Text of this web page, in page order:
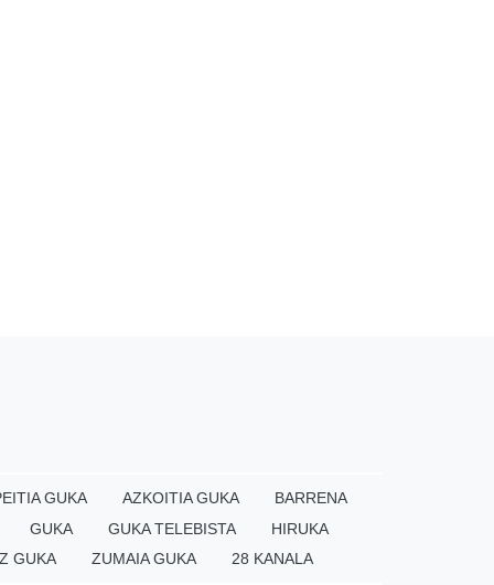
GUKA AZKOITIA GUKA
BARRENA
GUKA GUKA TELEBISTA
HIRUKA
GUKA ZUMAIA GUKA 28 KANALA